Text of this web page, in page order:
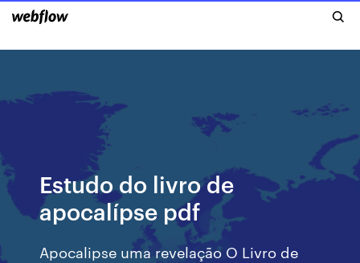
Estudo do livro de
apocalípse pdf
Apocalipse uma revelação O Livro de